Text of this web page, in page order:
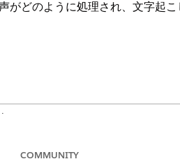
どのように処理され、文字起こ
COMMUNITY